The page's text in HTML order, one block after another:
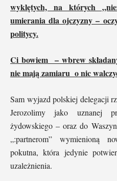
wyklętych, na których
umierania dla ojczyzny –
politycy.
Ci bowiem – wbrew
nie mają zamiaru o nic
Sam wyjazd polskiej delegacji
Jerozolimy jako uznanej
żydowskiego – oraz do
„:partnerom” wymienioną
pokutna, która jedynie
uzależnienia.